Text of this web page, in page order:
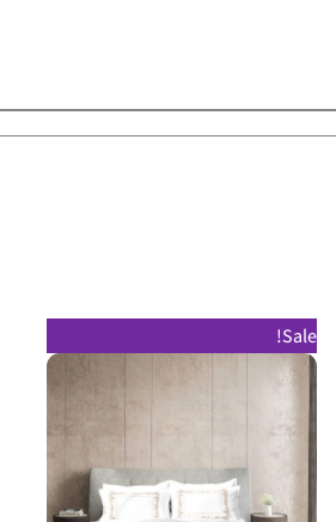
Sale!
מחירים:
מספר
סוגים.
ניתן